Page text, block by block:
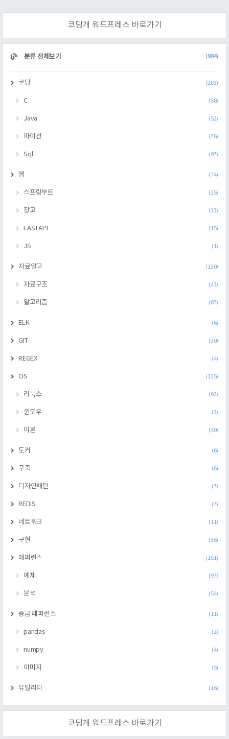
코딩개 워드프레스 바로가기
CATEGORY
분류 전체보기 (904)
코딩 (283)
C (58)
Java (52)
파이선 (76)
Sql (97)
웹 (74)
스프링부트 (25)
장고 (33)
FASTAPI (15)
JS (1)
자료알고 (130)
자료구조 (43)
알고리즘 (87)
ELK (6)
GIT (30)
REGEX (4)
OS (125)
리눅스 (92)
윈도우 (3)
이론 (30)
도커 (6)
구축 (6)
디자인패턴 (7)
REDIS (7)
네트워크 (11)
구현 (36)
레퍼런스 (151)
예제 (97)
분석 (54)
중급 레퍼런스 (11)
pandas (2)
numpy (4)
이미지 (5)
유틸리티 (16)
코딩개 워드프레스 바로가기